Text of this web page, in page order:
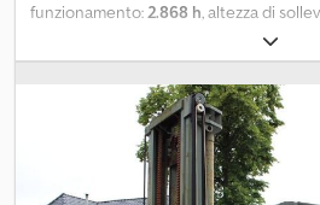
funzionamento:2.868 h, altezza di
, costruttore di motori:
62.000 kg Capacità di sollevamento:
Apyerf Per ulteriori informazioni,